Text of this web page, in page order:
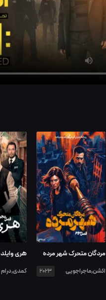
مردگان متحرک شهر مرده
اکشن,ماجراجویی 2023
هری وایلد
کمدی,درام